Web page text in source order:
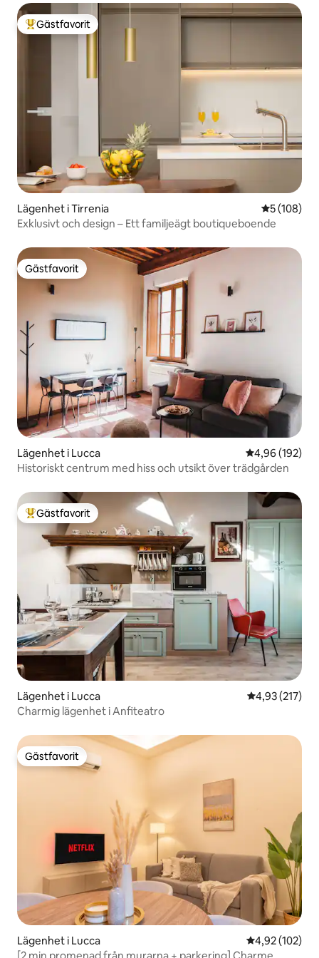
Populär gästfavorit
Gästfavorit
Lägenhet i Tirrenia 5 av 5 i
5 (108)
Exklusivt och design – Ett familjeägt boutiqueboende
Gästfavorit
Gästfavorit
Lägenhet i Lucca 4,96 av 5 i
4,96 (192)
Historiskt centrum med hiss och utsikt över trädgården
Populär gästfavorit
Gästfavorit
Lägenhet i Lucca 4,93 av 5 i
4,93 (217)
Charmig lägenhet i Anfiteatro
Gästfavorit
Gästfavorit
Lägenhet i Lucca 4,92 av 5 i
4,92 (102)